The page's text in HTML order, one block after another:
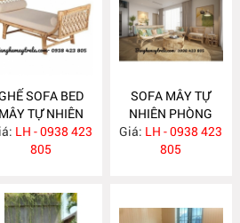
SOFA BED
MÂY TỰ NHIÊN
MA615
LH - 0938 423
805
SOFA MÂY TỰ
NHIÊN PHÒNG
KHÁCH MA612
Giá: LH - 0938 423
805